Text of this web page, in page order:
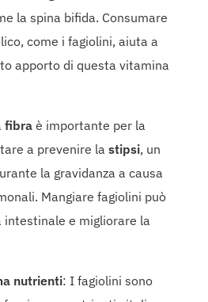
la spina bifida. Consumare
come i fagiolini, aiuta a
apporto di questa vitamina
fibra è importante per la
a prevenire la stipsi, un
la gravidanza a causa
Mangiare fagiolini può
e migliorare la
nutrienti: I fagiolini sono